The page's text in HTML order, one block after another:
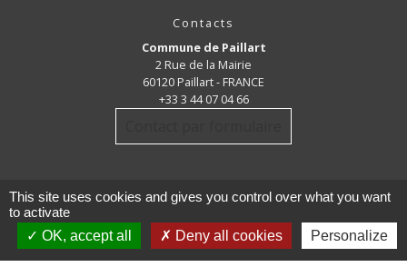
Contacts
Commune de Paillart
2 Rue de la Mairie
60120 Paillart - FRANCE
+33 3 44 07 04 66
Mentions légales - Politique de confidentialité -
This site uses cookies and gives you control over what you want
to activate
OK, accept all
Deny all cookies Personalize